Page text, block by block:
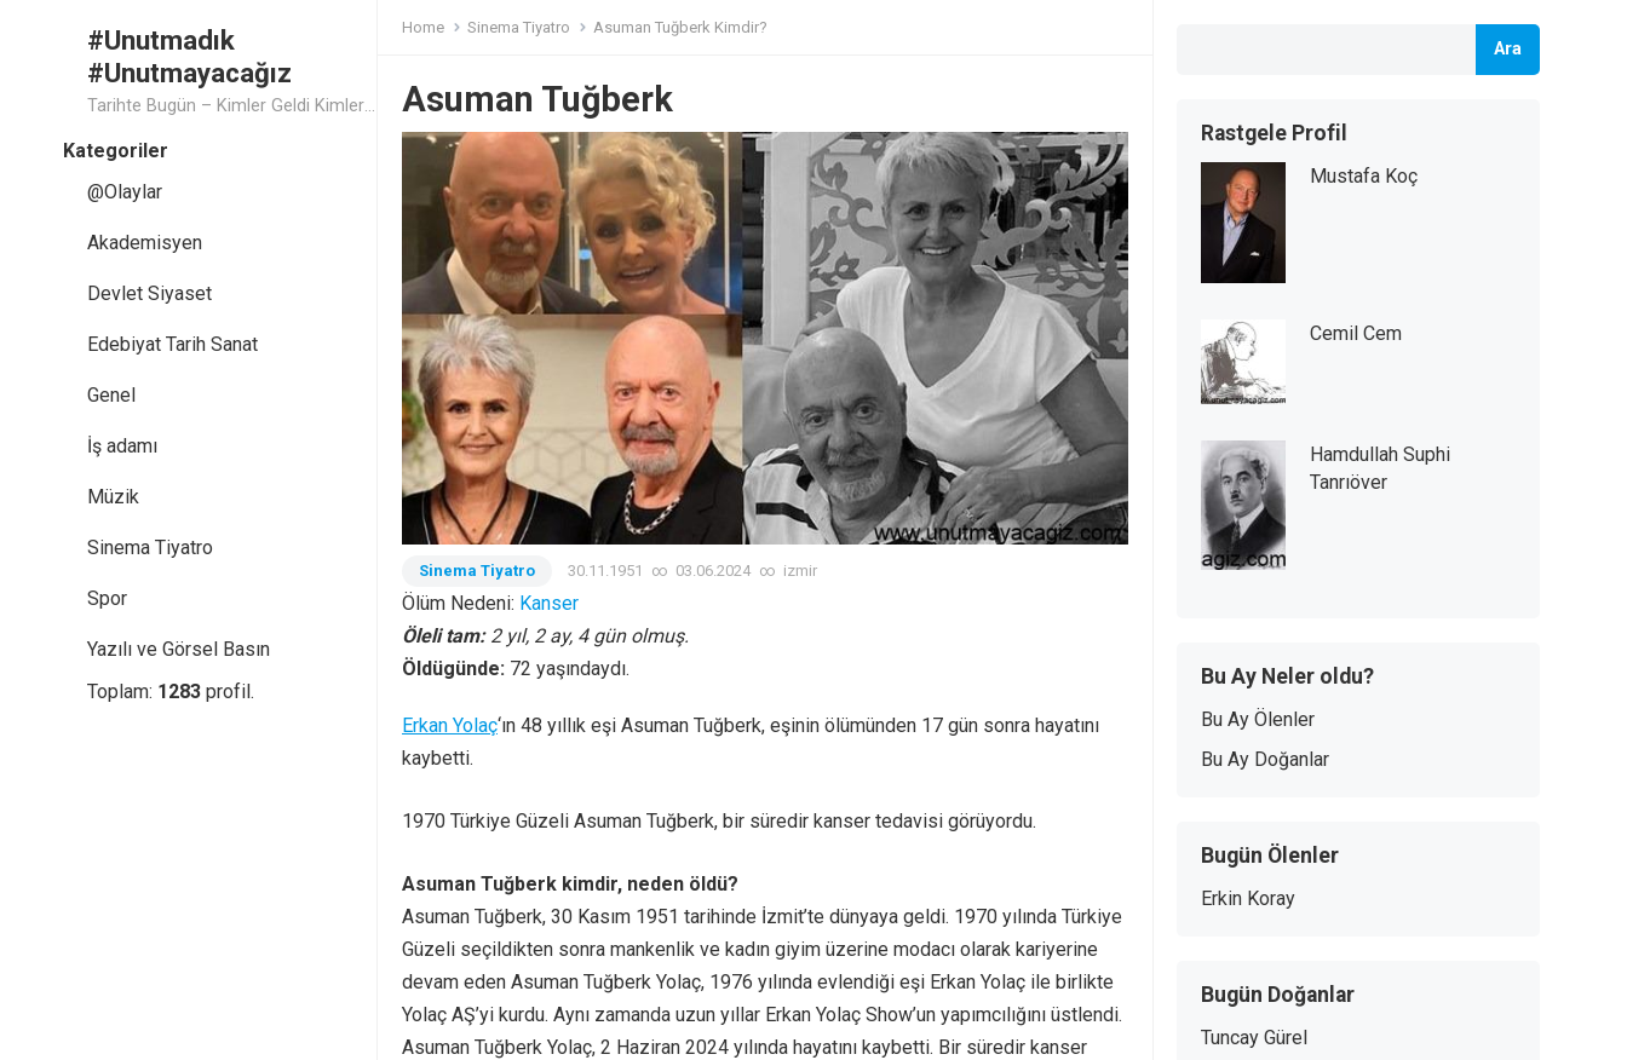
#Unutmadık
#Unutmayacağız
Tarihte Bugün – Kimler Geldi Kimler Geçti..
Kategoriler
@Olaylar
Akademisyen
Devlet Siyaset
Edebiyat Tarih Sanat
Genel
İş adamı
Müzik
Sinema Tiyatro
Spor
Yazılı ve Görsel Basın
Toplam: 1283 profil.
Home Sinema Tiyatro Asuman Tuğberk Kimdir?
Asuman Tuğberk
Sinema Tiyatro 30.11.1951 ∞ 03.06.2024 ∞ izmir
Ölüm Nedeni: Kanser
Öleli tam: 2 yıl, 2 ay, 4 gün olmuş.
Öldügünde: 72 yaşındaydı.
Erkan Yolaç‘ın 48 yıllık eşi Asuman Tuğberk, eşinin ölümünden 17 gün sonra hayatını
kaybetti.
1970 Türkiye Güzeli Asuman Tuğberk, bir süredir kanser tedavisi görüyordu.
Asuman Tuğberk kimdir, neden öldü?
Asuman Tuğberk, 30 Kasım 1951 tarihinde İzmit’te dünyaya geldi. 1970 yılında Türkiye
Güzeli seçildikten sonra mankenlik ve kadın giyim üzerine modacı olarak kariyerine
devam eden Asuman Tuğberk Yolaç, 1976 yılında evlendiği eşi Erkan Yolaç ile birlikte
Yolaç AŞ’yi kurdu. Aynı zamanda uzun yıllar Erkan Yolaç Show’un yapımcılığını üstlendi.
Asuman Tuğberk Yolaç, 2 Haziran 2024 yılında hayatını kaybetti. Bir süredir kanser
Ara
Rastgele Profil
Mustafa Koç
Cemil Cem
Hamdullah Suphi
Tanrıöver
Bu Ay Neler oldu?
Bu Ay Ölenler
Bu Ay Doğanlar
Bugün Ölenler
Erkin Koray
Bugün Doğanlar
Tuncay Gürel